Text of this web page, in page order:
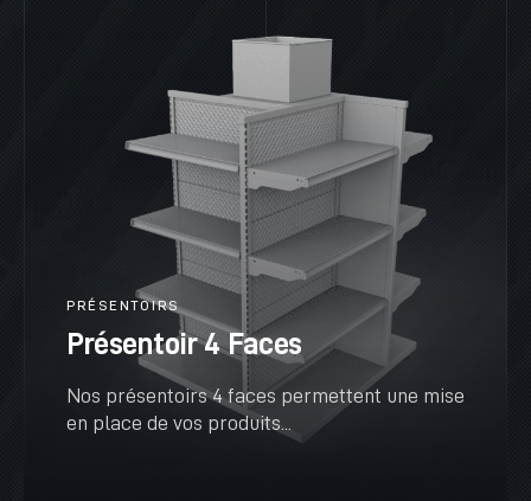
PRÉSENTOIRS
Présentoir 4 Faces
Nos présentoirs 4 faces permettent une mise
en place de vos produits...